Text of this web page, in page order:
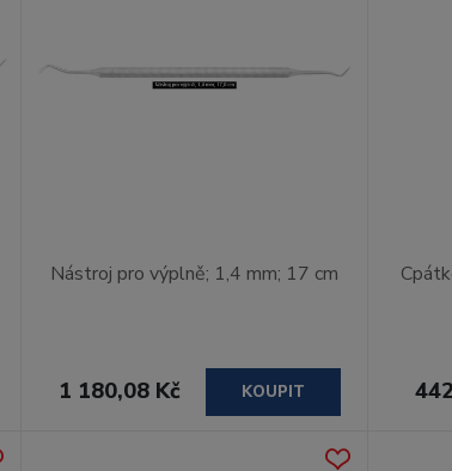
Nástroj pro výplně; 1,4 mm; 17 cm
1 180,08 Kč KOUPIT